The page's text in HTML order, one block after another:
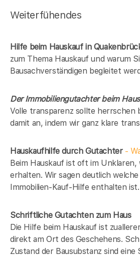
Weiterfühendes
Hilfe beim Hauskauf in
zum Thema Hauskauf und warum
Bausachverständigen begleitet
Der Immobiliengutachter beim
Volle transparenz sollte herrschen
damit an, indem wir ganz klare
Hauskaufhilfe durch Gutachter-
Beim Hauskauf ist oft im Unklaren,
erhalten. Wir sagen deutlich
Immobilien-Kauf-Hilfe enthalten ist.
Schriftliche Gutachten zum Haus
Die Hilfe beim Hauskauf ist
direkt am Ort des Geschehens.
Zustand der Bausubstanz sind eine